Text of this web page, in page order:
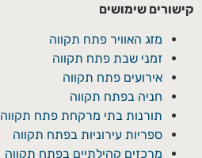
קישורים שימושים
מזג האוויר פתח תקווה
זמני שבת פתח תקווה
אירועים פתח תקווה
חניה בפתח תקווה
תורנות בתי מרקחת פתח תקווה
ספריות עירוניות בפתח תקווה
מרכזים קהילתיים בפתח תקווה